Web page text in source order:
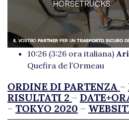
10:26 (3:26 ora italiana)
Quefira de l’Ormeau
ORDINE DI PARTENZA –
RISULTATI 2 –
– TOKYO 2020 –